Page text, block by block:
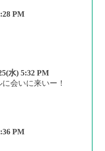
PM
水) 5:32 PM
会いに来いー！
PM